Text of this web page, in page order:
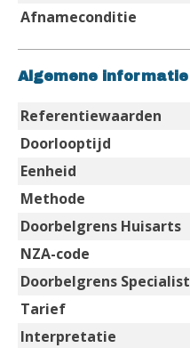
Afnameconditie
Algemene informatie
Referentiewaarden
Doorlooptijd
Eenheid
Methode
Doorbelgrens Huisarts
NZA-code
Doorbelgrens Specialist
Tarief
Interpretatie